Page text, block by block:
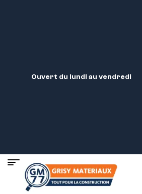
Ouvert du lundi au vendredi